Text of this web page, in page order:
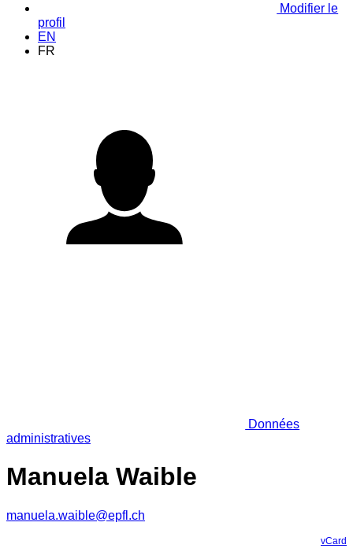
Modifier le
profil
EN
FR
Données
administratives
Manuela Waible
manuela.waible@epfl.ch
vCard